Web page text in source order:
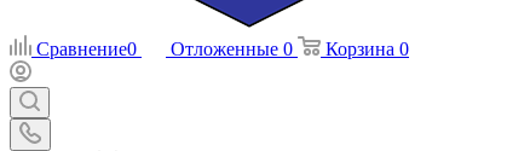
Сравнение0 Отложенные 0 Корзина 0